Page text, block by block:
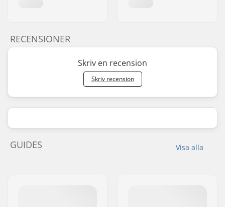
RECENSIONER
Skriv en recension
Skriv recension
Visa alla
GUIDES